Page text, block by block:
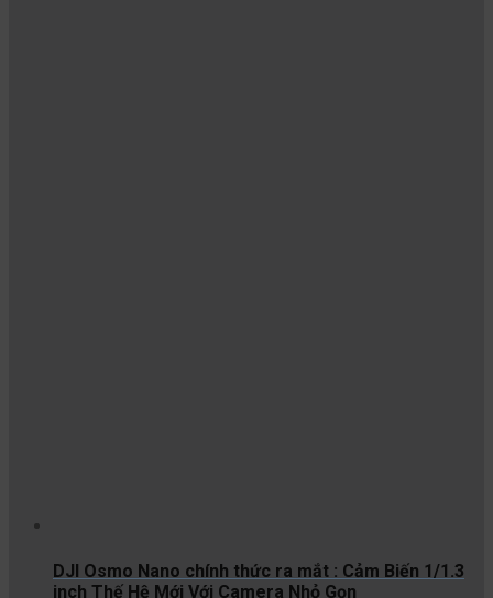
DJI Osmo Nano chính thức ra mắt : Cảm Biến 1/1.3
inch Thế Hệ Mới Với Camera Nhỏ Gọn